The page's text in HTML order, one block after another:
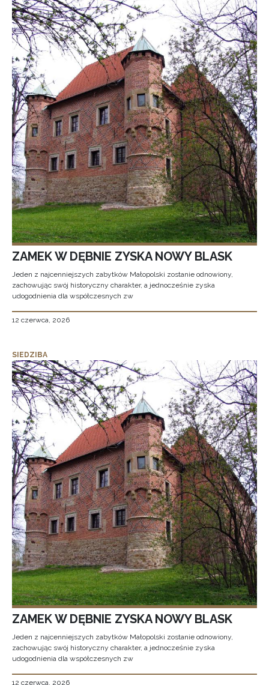
ZAMEK W DĘBNIE ZYSKA NOWY BLASK
Jeden z najcenniejszych zabytków Małopolski zostanie odnowiony,
zachowując swój historyczny charakter, a jednocześnie zyska
udogodnienia dla współczesnych zw
12 czerwca, 2026
SIEDZIBA
ZAMEK W DĘBNIE ZYSKA NOWY BLASK
Jeden z najcenniejszych zabytków Małopolski zostanie odnowiony,
zachowując swój historyczny charakter, a jednocześnie zyska
udogodnienia dla współczesnych zw
12 czerwca, 2026